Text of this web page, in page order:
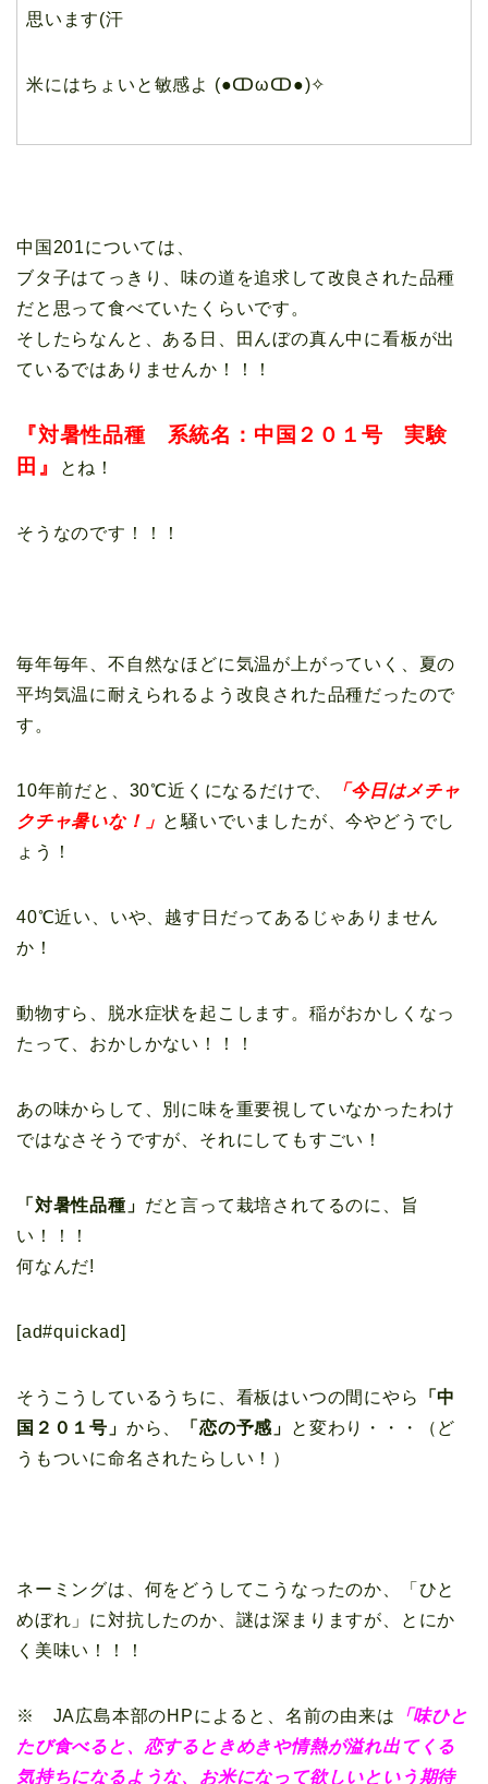
思います(汗
米にはちょいと敏感よ (●ↀωↀ●)✧
中国201については、
ブタ子はてっきり、味の道を追求して改良された品種
だと思って食べていたくらいです。
そしたらなんと、ある日、田んぼの真ん中に看板が出
ているではありませんか！！！
『対暑性品種 系統名：中国２０１号 実験
田』
とね！
そうなのです！！！
毎年毎年、不自然なほどに気温が上がっていく、夏の
平均気温に耐えられるよう改良された品種だったので
す。
10年前だと、30℃近くになるだけで、
「今日はメチャ
クチャ暑いな！」 と騒いでいましたが、今やどうでし
ょう！
40℃近い、いや、越す日だってあるじゃありません
か！
動物すら、脱水症状を起こします。稲がおかしくなっ
たって、おかしかない！！！
あの味からして、別に味を重要視していなかったわけ
ではなさそうですが、それにしてもすごい！
「対暑性品種」 だと言って栽培されてるのに、旨
い！！！
何なんだ!
[ad#quickad]
そうこうしているうちに、看板はいつの間にやら
「中
国２０１号」 から、 「恋の予感」
と変わり・・・（ど
うもついに命名されたらしい！）
ネーミングは、何をどうしてこうなったのか、「ひと
めぼれ」に対抗したのか、謎は深まりますが、とにか
く美味い！！！
※ JA広島本部のHPによると、名前の由来は 「味ひと
たび食べると、恋するときめきや情熱が溢れ出てくる
気持ちになるような、お米になって欲しいという期待